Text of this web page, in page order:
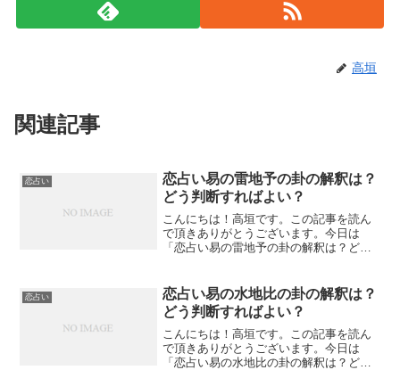
高垣
関連記事
恋占い
恋占い易の雷地予の卦の解釈は？
どう判断すればよい？
こんにちは！高垣です。この記事を読ん
で頂きありがとうございます。今日は
「恋占い易の雷地予の卦の解釈は？どう
の雷地予の卦の解釈は？全体的な判断雷
地予の卦が、出たときって楽...
恋占い
恋占い易の水地比の卦の解釈は？
どう判断すればよい？
こんにちは！高垣です。この記事を読ん
で頂きありがとうございます。今日は
「恋占い易の水地比の卦の解釈は？どう